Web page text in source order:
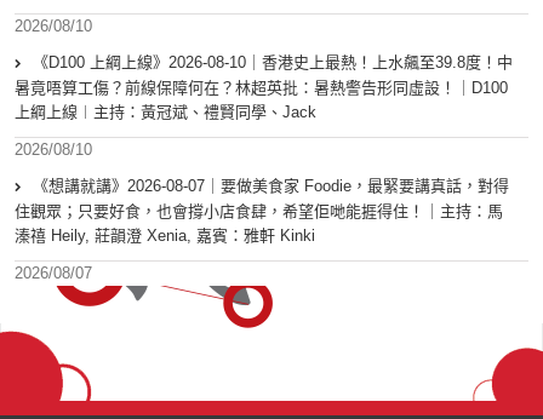
2026/08/10
《D100 上綱上線》2026-08-10｜香港史上最熱！上水飆至39.8度！中
暑竟唔算工傷？前線保障何在？林超英批：暑熱警告形同虛設！｜D100
上綱上線︱主持：黃冠斌、禮賢同學、Jack
2026/08/10
《想講就講》2026-08-07｜要做美食家 Foodie，最緊要講真話，對得
住觀眾；只要好食，也會撐小店食肆，希望佢哋能捱得住！｜主持：馬
溱禧 Heily, 莊韻澄 Xenia, 嘉賓：雅軒 Kinki
2026/08/07